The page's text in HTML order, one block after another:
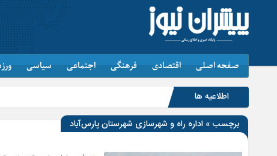
صفحه اصلی اقتصادی فرهنگی اجتماعی سیاسی
اطلاعیه ها
برچسب » اداره راه و شهرسازی شهرستان پارس‌آباد